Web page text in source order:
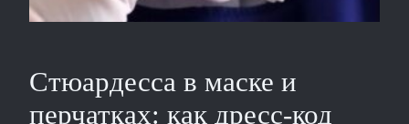
Стюардесса в маске и
перчатках: как дресс‑код